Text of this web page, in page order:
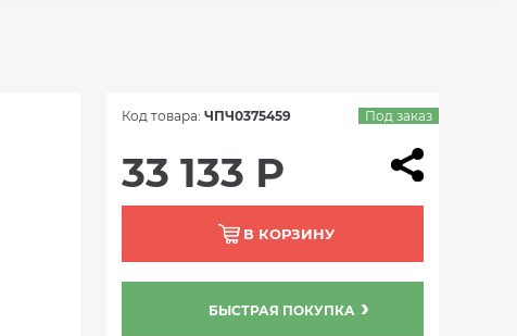
Код товара: ЧПЧ0375459 Под заказ
33 133 Р
В КОРЗИНУ
БЫСТРАЯ ПОКУПКА